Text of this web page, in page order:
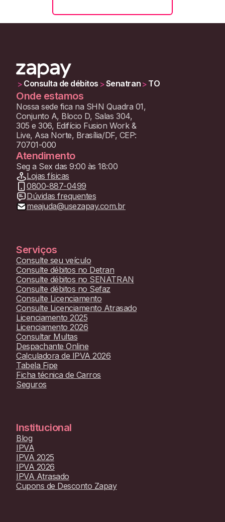
> Consulta de débitos >Senatran > TO
Onde estamos
Nossa sede fica na SHN Quadra 01,
Conjunto A, Bloco D, Salas 304,
305 e 306, Edifício Fusion Work &
Live, Asa Norte, Brasília/DF, CEP:
70701-000
Atendimento
Seg a Sex das 9:00 às 18:00
Lojas físicas
0800-887-0499
Dúvidas frequentes
meajuda@usezapay.com.br
Serviços
Consulte seu veículo
Consulte débitos no Detran
Consulte débitos no SENATRAN
Consulte débitos no Sefaz
Consulte Licenciamento
Consulte Licenciamento Atrasado
Licenciamento 2025
Licenciamento 2026
Consultar Multas
Despachante Online
Calculadora de IPVA 2026
Tabela Fipe
Ficha técnica de Carros
Seguros
Institucional
Blog
IPVA
IPVA 2025
IPVA 2026
IPVA Atrasado
Cupons de Desconto Zapay